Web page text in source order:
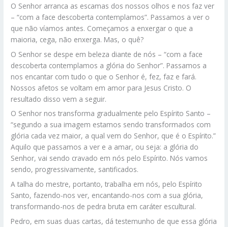
O Senhor arranca as escamas dos nossos olhos e nos faz ver
– “com a face descoberta contemplamos”. Passamos a ver o
que não víamos antes. Começamos a enxergar o que a
maioria, cega, não enxerga. Mas, o quê?
O Senhor se despe em beleza diante de nós – “com a face
descoberta contemplamos a glória do Senhor”. Passamos a
nos encantar com tudo o que o Senhor é, fez, faz e fará.
Nossos afetos se voltam em amor para Jesus Cristo. O
resultado disso vem a seguir.
O Senhor nos transforma gradualmente pelo Espírito Santo –
“segundo a sua imagem estamos sendo transformados com
glória cada vez maior, a qual vem do Senhor, que é o Espírito.”
Aquilo que passamos a ver e a amar, ou seja: a glória do
Senhor, vai sendo cravado em nós pelo Espírito. Nós vamos
sendo, progressivamente, santificados.
A talha do mestre, portanto, trabalha em nós, pelo Espírito
Santo, fazendo-nos ver, encantando-nos com a sua glória,
transformando-nos de pedra bruta em caráter escultural.
Pedro, em suas duas cartas, dá testemunho de que essa glória